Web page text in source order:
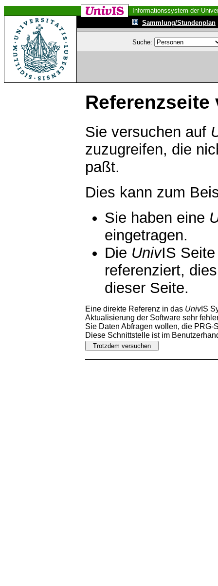
Informationssystem der
Sammlung/Stundenplan
Suche:
Referenzseite
Sie versuchen auf
zuzugreifen, die
paßt.
Dies kann zum
Sie haben eine
eingetragen.
Die UnivIS
referenziert,
dieser Seite.
Eine direkte Referenz in das UnivIS
Aktualisierung der Software sehr
Sie Daten Abfragen wollen, die PRG-
Diese Schnittstelle ist im